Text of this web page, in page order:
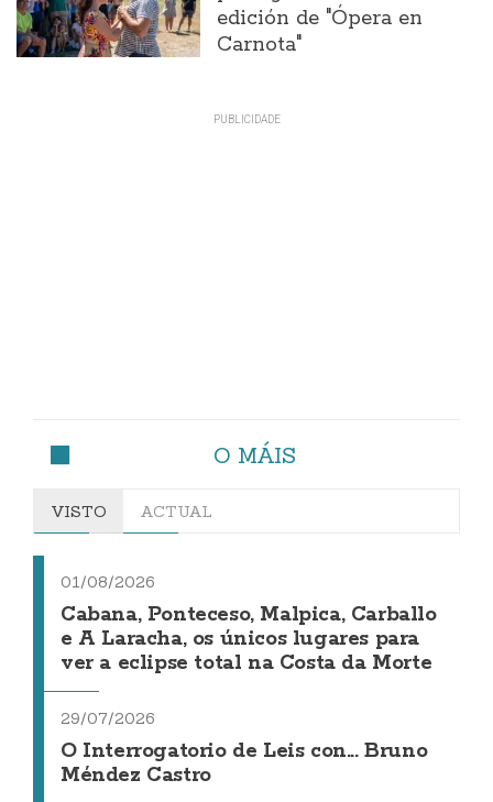
edición de "Ópera en
Carnota"
O MÁIS
VISTO ACTUAL
01/08/2026
Cabana, Ponteceso, Malpica, Carballo
e A Laracha, os únicos lugares para
ver a eclipse total na Costa da Morte
29/07/2026
O Interrogatorio de Leis con... Bruno
Méndez Castro